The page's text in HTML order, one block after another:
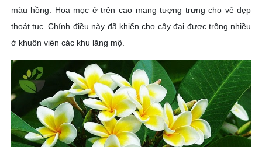
màu hồng. Hoa mọc ở trên cao mang tượng trưng cho vẻ đẹp
thoát tục. Chính điều này đã khiến cho cây đại được trồng nhiều
ở khuôn viên các khu lăng mộ.